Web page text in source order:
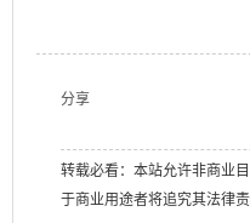
分享
转载必看：本站允许非商业
于商业用途者将追究其法律责